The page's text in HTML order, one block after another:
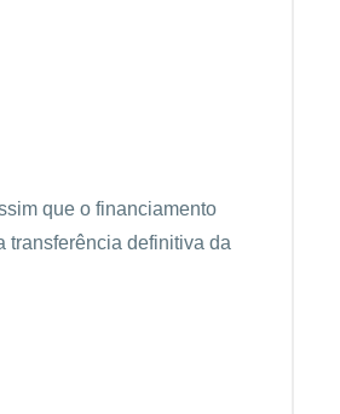
que o financiamento
transferência definitiva da